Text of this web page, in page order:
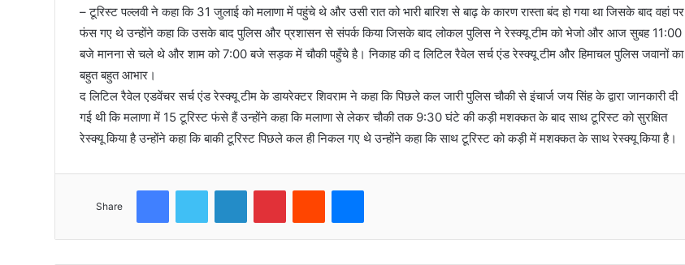
– टूरिस्ट पल्लवी ने कहा कि 31 जुलाई को मलाणा में पहुंचे थे और उसी रात को भारी बारिश से बाढ़ के कारण रास्ता बंद हो गया था जिसके बाद वहां पर
फंस गए थे उन्होंने कहा कि उसके बाद पुलिस और प्रशासन से संपर्क किया जिसके बाद लोकल पुलिस ने रेस्क्यू टीम को भेजो और आज सुबह 11:00
बजे मानना से चले थे और शाम को 7:00 बजे सड़क में चौकी पहुँचे है। निकाह की द लिटिल रैवेल सर्च एंड रेस्क्यू टीम और हिमाचल पुलिस जवानों का
बहुत बहुत आभार।
द लिटिल रैवेल एडवेंचर सर्च एंड रेस्क्यू टीम के डायरेक्टर शिवराम ने कहा कि पिछले कल जारी पुलिस चौकी से इंचार्ज जय सिंह के द्वारा जानकारी दी
गई थी कि मलाणा में 15 टूरिस्ट फंसे हैं उन्होंने कहा कि मलाणा से लेकर चौकी तक 9:30 घंटे की कड़ी मशक्कत के बाद साथ टूरिस्ट को सुरक्षित
रेस्क्यू किया है उन्होंने कहा कि बाकी टूरिस्ट पिछले कल ही निकल गए थे उन्होंने कहा कि साथ टूरिस्ट को कड़ी में मशक्कत के साथ रेस्क्यू किया है।
Share